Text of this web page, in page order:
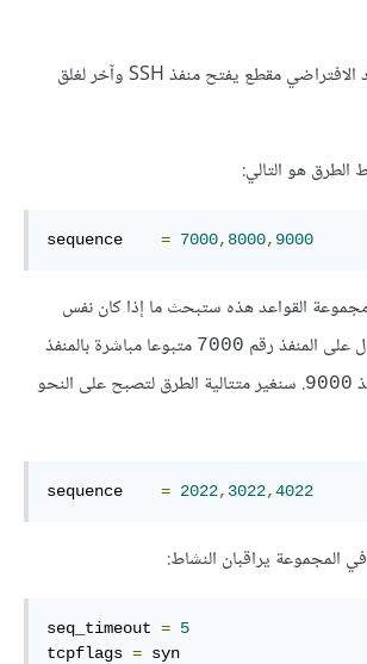
يوجد في ملف الإعداد الافتراضي مقطع يفتح منفذ SSH وآخر لغلق
الطرق هو التالي:
sequence = 7000, 8000, 9000
القواعد هذه ستبحث ما إذا كان نفس
7000 متبوعا مباشرة بالمنفذ
9000. سنغير متتالية الطرق لتصبح على النحو
sequence = 2022, 3022,4022
المجموعة يراقبان النشاط:
seq_timeout = 5
tcpflags = syn